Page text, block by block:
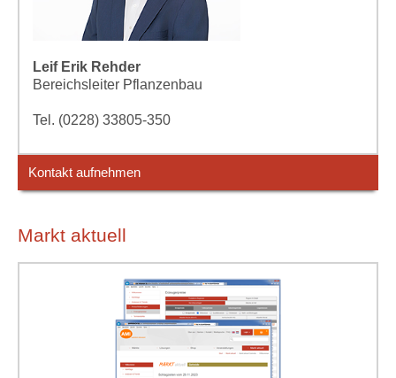
Leif Erik Rehder
Bereichsleiter Pflanzenbau
Tel. (0228) 33805-350
Kontakt aufnehmen
Markt aktuell